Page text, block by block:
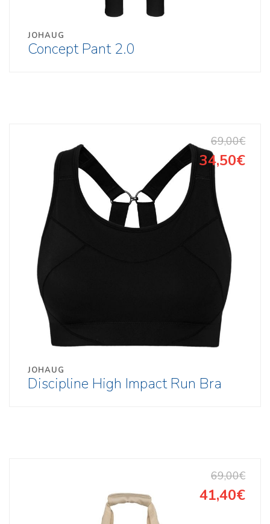
JOHAUG
Concept Pant 2.0
JOHAUG
Discipline High Impact Run Bra
69,00€
34,50€
69,00€
41,40€